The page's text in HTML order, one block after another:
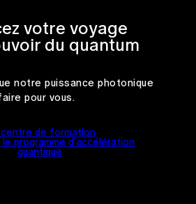
votre voyage
du quantum
notre puissance photonique
pour vous.
de formation
le programme d'accélération
quantique